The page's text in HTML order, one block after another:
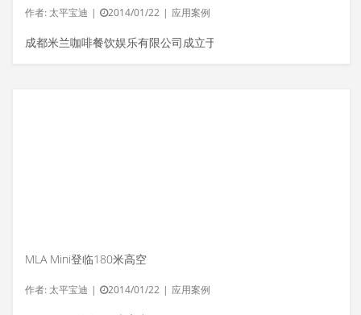
作者: 太平宝迪 | 2014/01/22 | 应用案例
成都米兰咖啡餐饮娱乐有限公司成立于2...
MLA Mini登临180米高空
作者: 太平宝迪 | 2014/01/22 | 应用案例